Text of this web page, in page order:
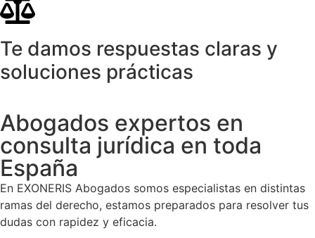
Te damos respuestas claras y
soluciones prácticas
Abogados expertos en
consulta jurídica en toda
España
En EXONERIS Abogados somos especialistas en distintas
ramas del derecho, estamos preparados para resolver tus
dudas con rapidez y eficacia.